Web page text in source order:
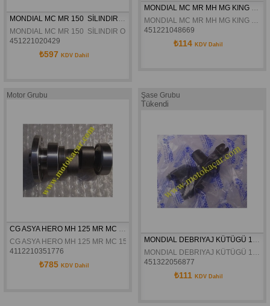
MONDIAL MC MR 150  SİLINDIR ORJİNAL
451221020429
₺597 KDV Dahil
451221048669
₺114KDV Dahil
Motor Grubu
CG ASYA HERO MH 125 MR MC 150 EKSANTRİK MİLİ
4112210351776
₺785 KDV Dahil
Şase Grubu
Tükendi
451322056877
₺111 KDV Dahil